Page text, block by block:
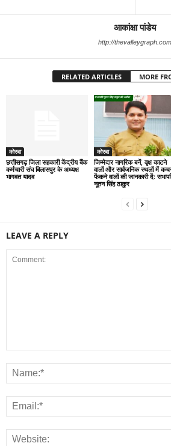
आकांक्षा पांडेय
http://thevalleygraph.com
RELATED ARTICLES MORE
कोरबा
छत्तीसगढ़ जिला सहकारी केंद्रीय बैंक
कर्मचारी संघ बिलासपुर के अध्यक्ष
भागवत यादव
कोरबा
जिम्मेदार नागरिक बनें, वृक्ष काटने
वालों और सार्वजनिक स्थलों में
फेंकने वालों की जानकारी दें:
नूतन सिंह ठाकुर
LEAVE A REPLY